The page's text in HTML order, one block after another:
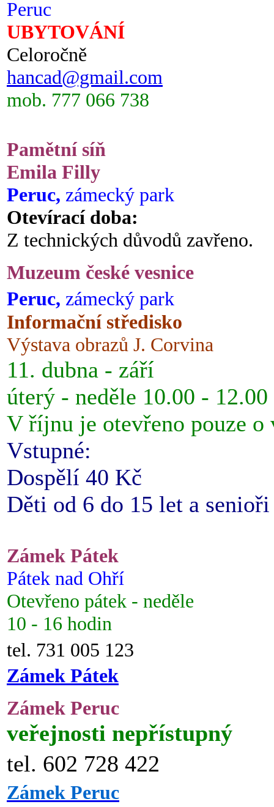
Peruc
UBYTOVÁNÍ
Celoročně
hancad@gmail.com
mob. 777 066 738
Pamětní síň
Emila Filly
Peruc, zámecký park
Otevírací doba:
Z technických důvodů zavřeno.
Muzeum české vesnice
Peruc, zámecký park
Informační středisko
Výstava obrazů J. Corvina
11. dubna - září
úterý - neděle 10.00 -
V říjnu je otevřeno pouze o
Vstupné:
Dospělí 40 Kč
Děti od 6 do 15 let a
Zámek Pátek
Pátek nad Ohří
Otevřeno pátek - neděle
10 - 16 hodin
tel. 731 005 123
Zámek Pátek
Zámek Peruc
veřejnosti nepřístupný
tel. 602 728 422
Zámek Peruc